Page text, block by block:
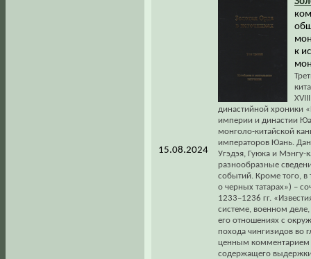
15.08.2024
к
династийной хроники
империи и династии
монголо-китайской
императоров Юань.
Угэдэя, Гуюка и
разнообразные
событий. Кроме того,
о черных татарах») –
1233–1236 гг.
системе, военном деле,
его отношениях с
похода чингизидов во
ценным комментарием
содержащего выдержки